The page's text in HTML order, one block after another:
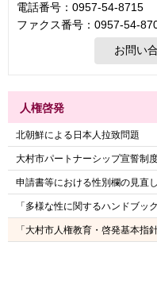
電話番号：0957-54-8715
ファクス番号：0957-54-
人権啓発
北朝鮮による日本人拉致問題
大村市パートナーシップ宣誓制
申請書等における性別欄の見直し
「多様な性に関するハンドブッ
「大村市人権教育・啓発基本指